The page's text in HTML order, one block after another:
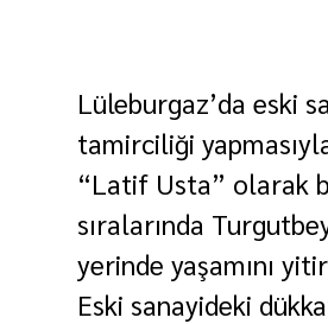
Lüleburgaz’da eski
tamirciliği
“Latif Usta” olarak
sıralarında
yerinde yaşamını
Eski sanayideki